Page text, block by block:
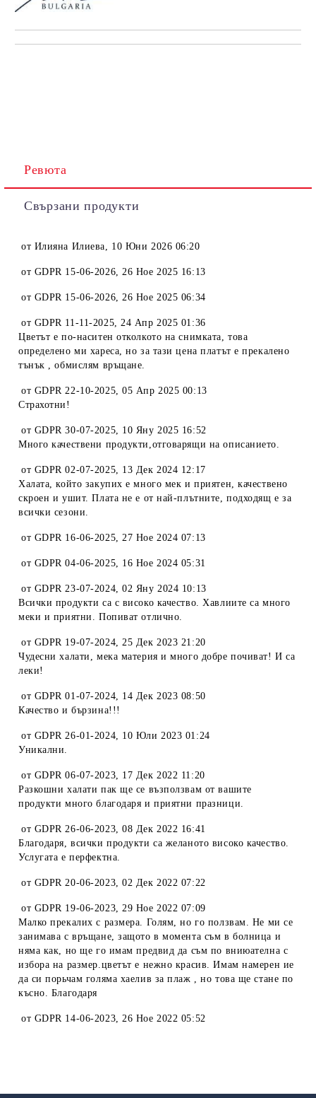
Ревюта
Свързани продукти
от Илияна Илиева, 10 Юни 2026 06:20
от GDPR 15-06-2026,26 Ное 2025 16:13
от GDPR 15-06-2026,26 Ное 2025 06:34
от GDPR 11-11-2025,24 Апр 2025 01:36
Цветът е по-наситен отколкото на снимката, това
определено ми хареса, но за тази цена платът е прекалено
тънък , обмислям връщане.
от GDPR 22-10-2025,05 Апр 2025 00:13
Страхотни!
от GDPR 30-07-2025, 10 Яну 2025 16:52
Много качествени продукти,отговарящи на описанието.
от GDPR 02-07-2025, 13 Дек 2024 12:17
Халата, който закупих е много мек и приятен, качествено
скроен и ушит. Плата не е от най-плътните, подходящ е за
всички сезони.
от GDPR 16-06-2025,27 Ное 2024 07:13
от GDPR 04-06-2025, 16 Ное 2024 05:31
от GDPR 23-07-2024,02 Яну 2024 10:13
Всички продукти са с високо качество. Хавлиите са много
меки и приятни. Попиват отлично.
от GDPR 19-07-2024,25 Дек 2023 21:20
Чудесни халати, мека материя и много добре почиват! И са
леки!
от GDPR 01-07-2024, 14 Дек 2023 08:50
Качество и бързина!!!
от GDPR 26-01-2024, 10 Юли 2023 01:24
Уникални.
от GDPR 06-07-2023, 17 Дек 2022 11:20
Разкошни халати пак ще се възползвам от вашите
продукти много благодаря и приятни празници.
от GDPR 26-06-2023,08 Дек 2022 16:41
Благодаря, всички продукти са желаното високо качество.
Услугата е перфектна.
от GDPR 20-06-2023,02 Дек 2022 07:22
от GDPR 19-06-2023,29 Ное 2022 07:09
Малко прекалих с размера. Голям, но го ползвам. Не ми се
занимава с връщане, защото в момента съм в болница и
няма как, но ще го имам предвид да съм по вниюателна с
избора на размер.цветът е нежно красив. Имам намерен ие
да си порьчам голяма хаелив за плаж , но това ще стане по
късно. Благодаря
от GDPR 14-06-2023,26 Ное 2022 05:52